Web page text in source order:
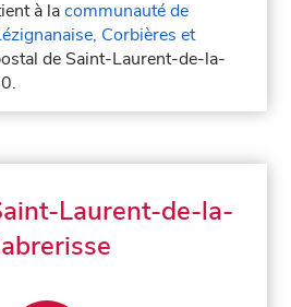
à lacommunauté de
Corbières et
de Saint-Laurent-de-la-
Laurent-de-la-